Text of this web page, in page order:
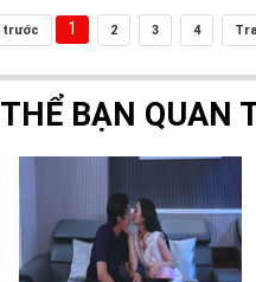
trước 1 2 3 4
BẠN QUAN